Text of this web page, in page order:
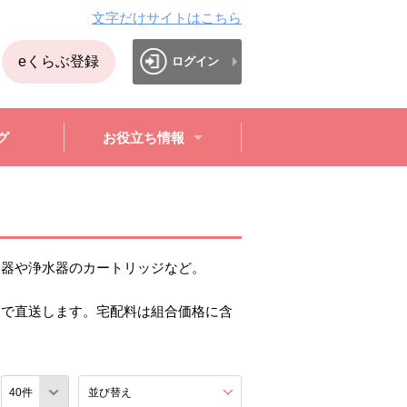
文字だけサイトはこちら
eくらぶ登録 ログイン
お役立ち情報
や浄水器のカートリッジなど。
直送します。宅配料は組合価格に含
並び替え